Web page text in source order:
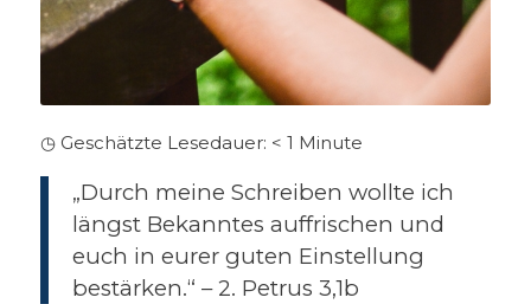
◷ Geschätzte Lesedauer: < 1 Minute
„Durch meine Schreiben wollte ich
längst Bekanntes auffrischen und
euch in eurer guten Einstellung
bestärken.“ – 2. Petrus 3,1b